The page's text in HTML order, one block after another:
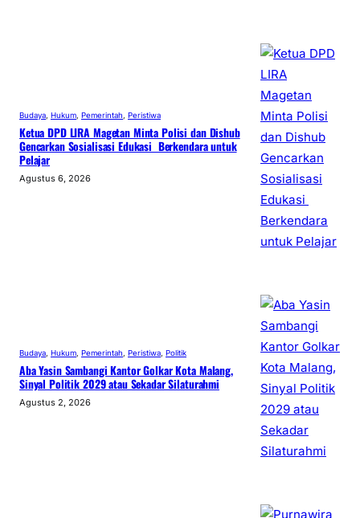
Budaya, Hukum, Pemerintah, Peristiwa
Ketua DPD LIRA Magetan Minta Polisi dan Dishub
Gencarkan Sosialisasi Edukasi Berkendara untuk
Pelajar
Agustus 6, 2026
Budaya Hukum Pemerintah Peristiwa Politik
Aba Yasin Sambangi Kantor Golkar Kota Malang,
Sinyal Politik 2029 atau Sekadar Silaturahmi
Agustus 2, 2026